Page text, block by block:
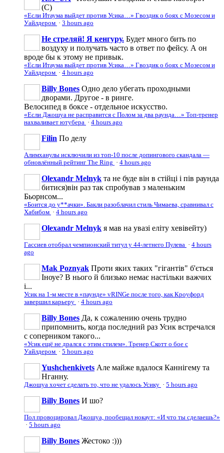
(С)
«Если Итаума выйдет против Усика…» Гвоздик о боях с Мозесом и
Уайлдером · 3 hours ago
Не стреляй! Я кенгуру. Будет много бить по
воздуху и получать часто в ответ по фейсу. А он
вроде бы к этому не привык.
«Если Итаума выйдет против Усика…» Гвоздик о боях с Мозесом и
Уайлдером · 4 hours ago
Billy Bones Одно дело убегать проходными
дворами. Другое - в ринге.
Велосипед в боксе - отдельное искусство.
«Если Джошуа не расправится с Полом за два раунда…» Топ-тренер
нахваливает ютубера · 4 hours ago
Filin По делу
Алимханулы исключили из топ-10 после допингового скандала —
обновлённый рейтинг The Ring · 4 hours ago
Olexandr Melnyk та не буде він в стійці і пів раунда
битися)він раз так спробував з маленьким
Бьорнсом...
«Боится до у**ачки». Бакли разоблачил стиль Чимаева, сравнивал с
Хабибом · 4 hours ago
Olexandr Melnyk я мав на увазі еліту хевівейту)
Гассиев отобрал чемпионский титул у 44-летнего Пулева · 4 hours
ago
Mak Poznyak Проти яких таких "гігантів" б'ється
Іноуе? В нього й близько немає настільки важчих
і...
Усик на 1-м месте в «паунде» vRINGe после того, как Кроуфорд
завершил карьеру · 4 hours ago
Billy Bones Да, к сожалению очень трудно
припомнить, когда последний раз Усик встречался
с соперником такого...
«Усик ещё не дрался с этим стилем». Тренер Скотт о бое с
Уайлдером · 5 hours ago
Yushchenkivets Але майже вдалося Каннігему та
Нганну.
Джошуа хочет сделать то, что не удалось Усику · 5 hours ago
Billy Bones И шо?
Пол провоцировал Джошуа, пообещал нокаут: «И что ты сделаешь?»
· 5 hours ago
Billy Bones Жестоко :)))